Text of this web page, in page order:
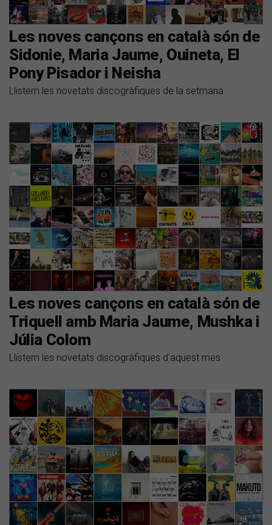
Les noves cançons en català són de
Sidonie, Maria Jaume, Ouineta, El
Pony Pisador i Neisha
Llistem les novetats discogràfiques de la setmana
Les noves cançons en català són de
Triquell amb Maria Jaume, Mushka i
Júlia Colom
Llistem les novetats discogràfiques d'aquest mes